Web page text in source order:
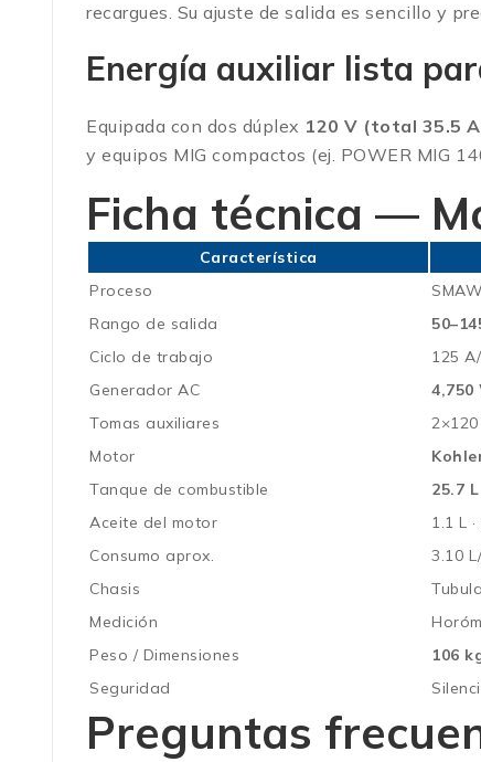
recargues. Su ajuste de salida es sencillo y
Energía auxiliar lista
Equipada con dos dúplex 120 V (total 35.5
y equipos MIG compactos (ej. POWER MIG
Ficha técnica —
Característica
Proceso
Rango de salida
Ciclo de trabajo
125
Generador AC
4,750
Tomas auxiliares
Motor
Tanque de combustible
25.7 L
Aceite del motor
1.1 L
Consumo aprox.
3.10
Chasis
Medición
Peso / Dimensiones
106
Seguridad
Preguntas